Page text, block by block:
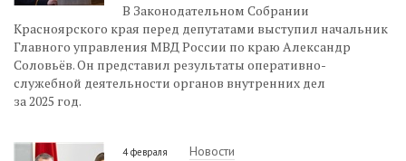
В Законодательном Собрании
Красноярского края перед депутатами выступил начальник
Главного управления МВД России по краю Александр
Соловьёв. Он представил результаты оперативно-
служебной деятельности органов внутренних дел
за 2025 год.
4 февраля Новости